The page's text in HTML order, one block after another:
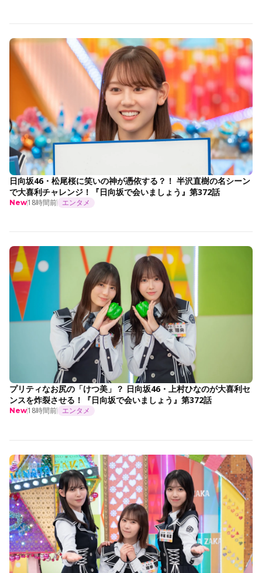
日向坂46・松尾桜に笑いの神が憑依する？！ 半沢直樹の名シーン
で大喜利チャレンジ！『日向坂で会いましょう』第372話
New18時間前 エンタメ
プリティなお尻の「けつ美」？ 日向坂46・上村ひなのが大喜利セ
ンスを炸裂させる！『日向坂で会いましょう』第372話
New18時間前 エンタメ